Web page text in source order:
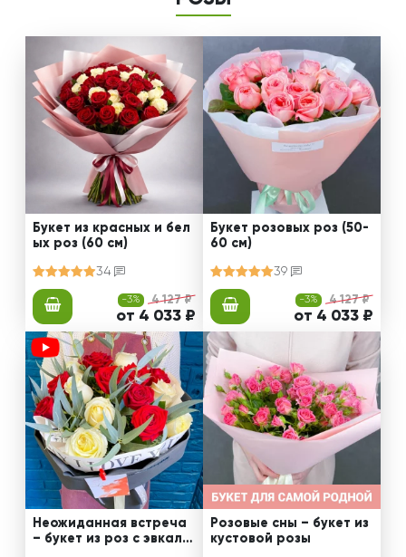
Букет из красных и бел
ых роз (60 см)
34
-3% 4 127 ₽
от 4 033 ₽
Букет розовых роз (50-
60 см)
39
-3% 4 127 ₽
от 4 033 ₽
Неожиданная встреча
– букет из роз с эвкали
Розовые сны – букет из
кустовой розы